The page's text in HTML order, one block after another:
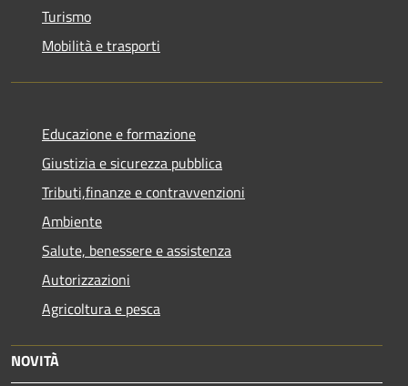
Turismo
Mobilità e trasporti
Educazione e formazione
Giustizia e sicurezza pubblica
Tributi,finanze e contravvenzioni
Ambiente
Salute, benessere e assistenza
Autorizzazioni
Agricoltura e pesca
NOVITÀ